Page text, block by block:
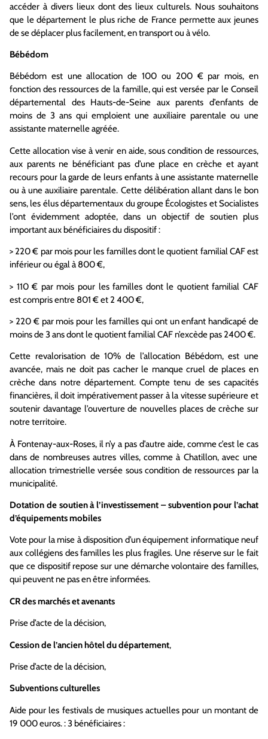
accéder à divers lieux dont des lieux culturels. Nous souhaitons
que le département le plus riche de France permette aux jeunes
de se déplacer plus facilement, en transport ou àvélo.
Bébédom
Bébédom est une allocation de 100 ou 200 € par mois, en
fonction des ressources de la famille, qui est versée par le Conseil
départemental des Hauts-de-Seine aux parents d’enfants de
moins de 3 ans qui emploient une auxiliaire parentale ou une
assistante maternelle agréée.
Cette allocation vise à venir en aide, sous condition de ressources,
aux parents ne bénéficiant pas d’une place en crèche et ayant
recours pour la garde de leurs enfants à une assistante maternelle
ou à une auxiliaire parentale. Cette délibération allant dans le bon
sens,les élus départementaux du groupe Écologistes et Socialistes
l’ont évidemment adoptée, dans un objectif de soutien plus
important aux bénéficiaires du dispositif:
> 220€ par mois pour les familles dont le quotient familial CAF est
inférieur ou égal à 800€,
> 110 € par mois pour les familles dont le quotient familial CAF
estcompris entre 801 €et 2 400€,
> 220 € par mois pour les familles qui ont un enfant handicapé de
moins de 3 ansdont le quotient familial CAF n’excède pas 2400€.
Cette revalorisation de 10% de l’allocation Bébédom, est une
avancée, maisne doit pas cacher le manque cruel de places en
crèche dans notre département. Compte tenu de ses capacités
financières, il doit impérativement passer à la vitesse supérieure et
soutenir davantage l’ouverture de nouvelles places de crèche sur
notre territoire.
À Fontenay-aux-Roses, il n’y a pas d’autre aide, comme c’estle cas
dans de nombreuses autres villes, commeà Chatillon, avec une
allocation trimestrielle versée sous condition de ressources par la
municipalité.
Dotation de soutien à l’investissement – subvention pour l’achat
d’équipements mobiles
Vote pour la mise à disposition d’un équipement informatique neuf
aux collégiens des familles les plus fragiles. Une réserve sur le fait
que ce dispositif repose sur une démarche volontaire des familles,
qui peuvent ne pas en être informées.
CR des marchés et avenants
Prise d’actede la décision,
Cessionde l’ancienhôtel du département,
Prised’acte de la décision,
Subventionsculturelles
Aide pour les festivals de musiques actuelles pour un montant de
19 000 euros. : 3 bénéficiaires: